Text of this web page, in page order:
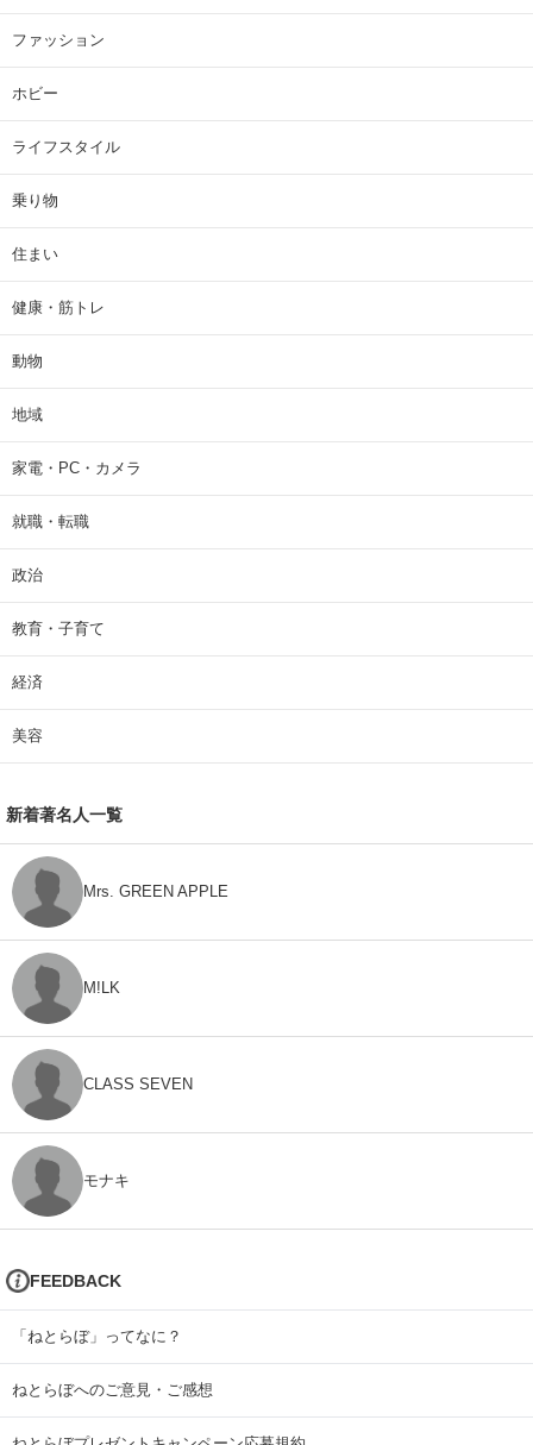
ファッション
ホビー
ライフスタイル
乗り物
住まい
健康・筋トレ
動物
地域
家電・PC・カメラ
就職・転職
政治
教育・子育て
経済
美容
新着著名人一覧
Mrs. GREEN APPLE
M!LK
CLASS SEVEN
モナキ
FEEDBACK
「ねとらぼ」ってなに？
ねとらぼへのご意見・ご感想